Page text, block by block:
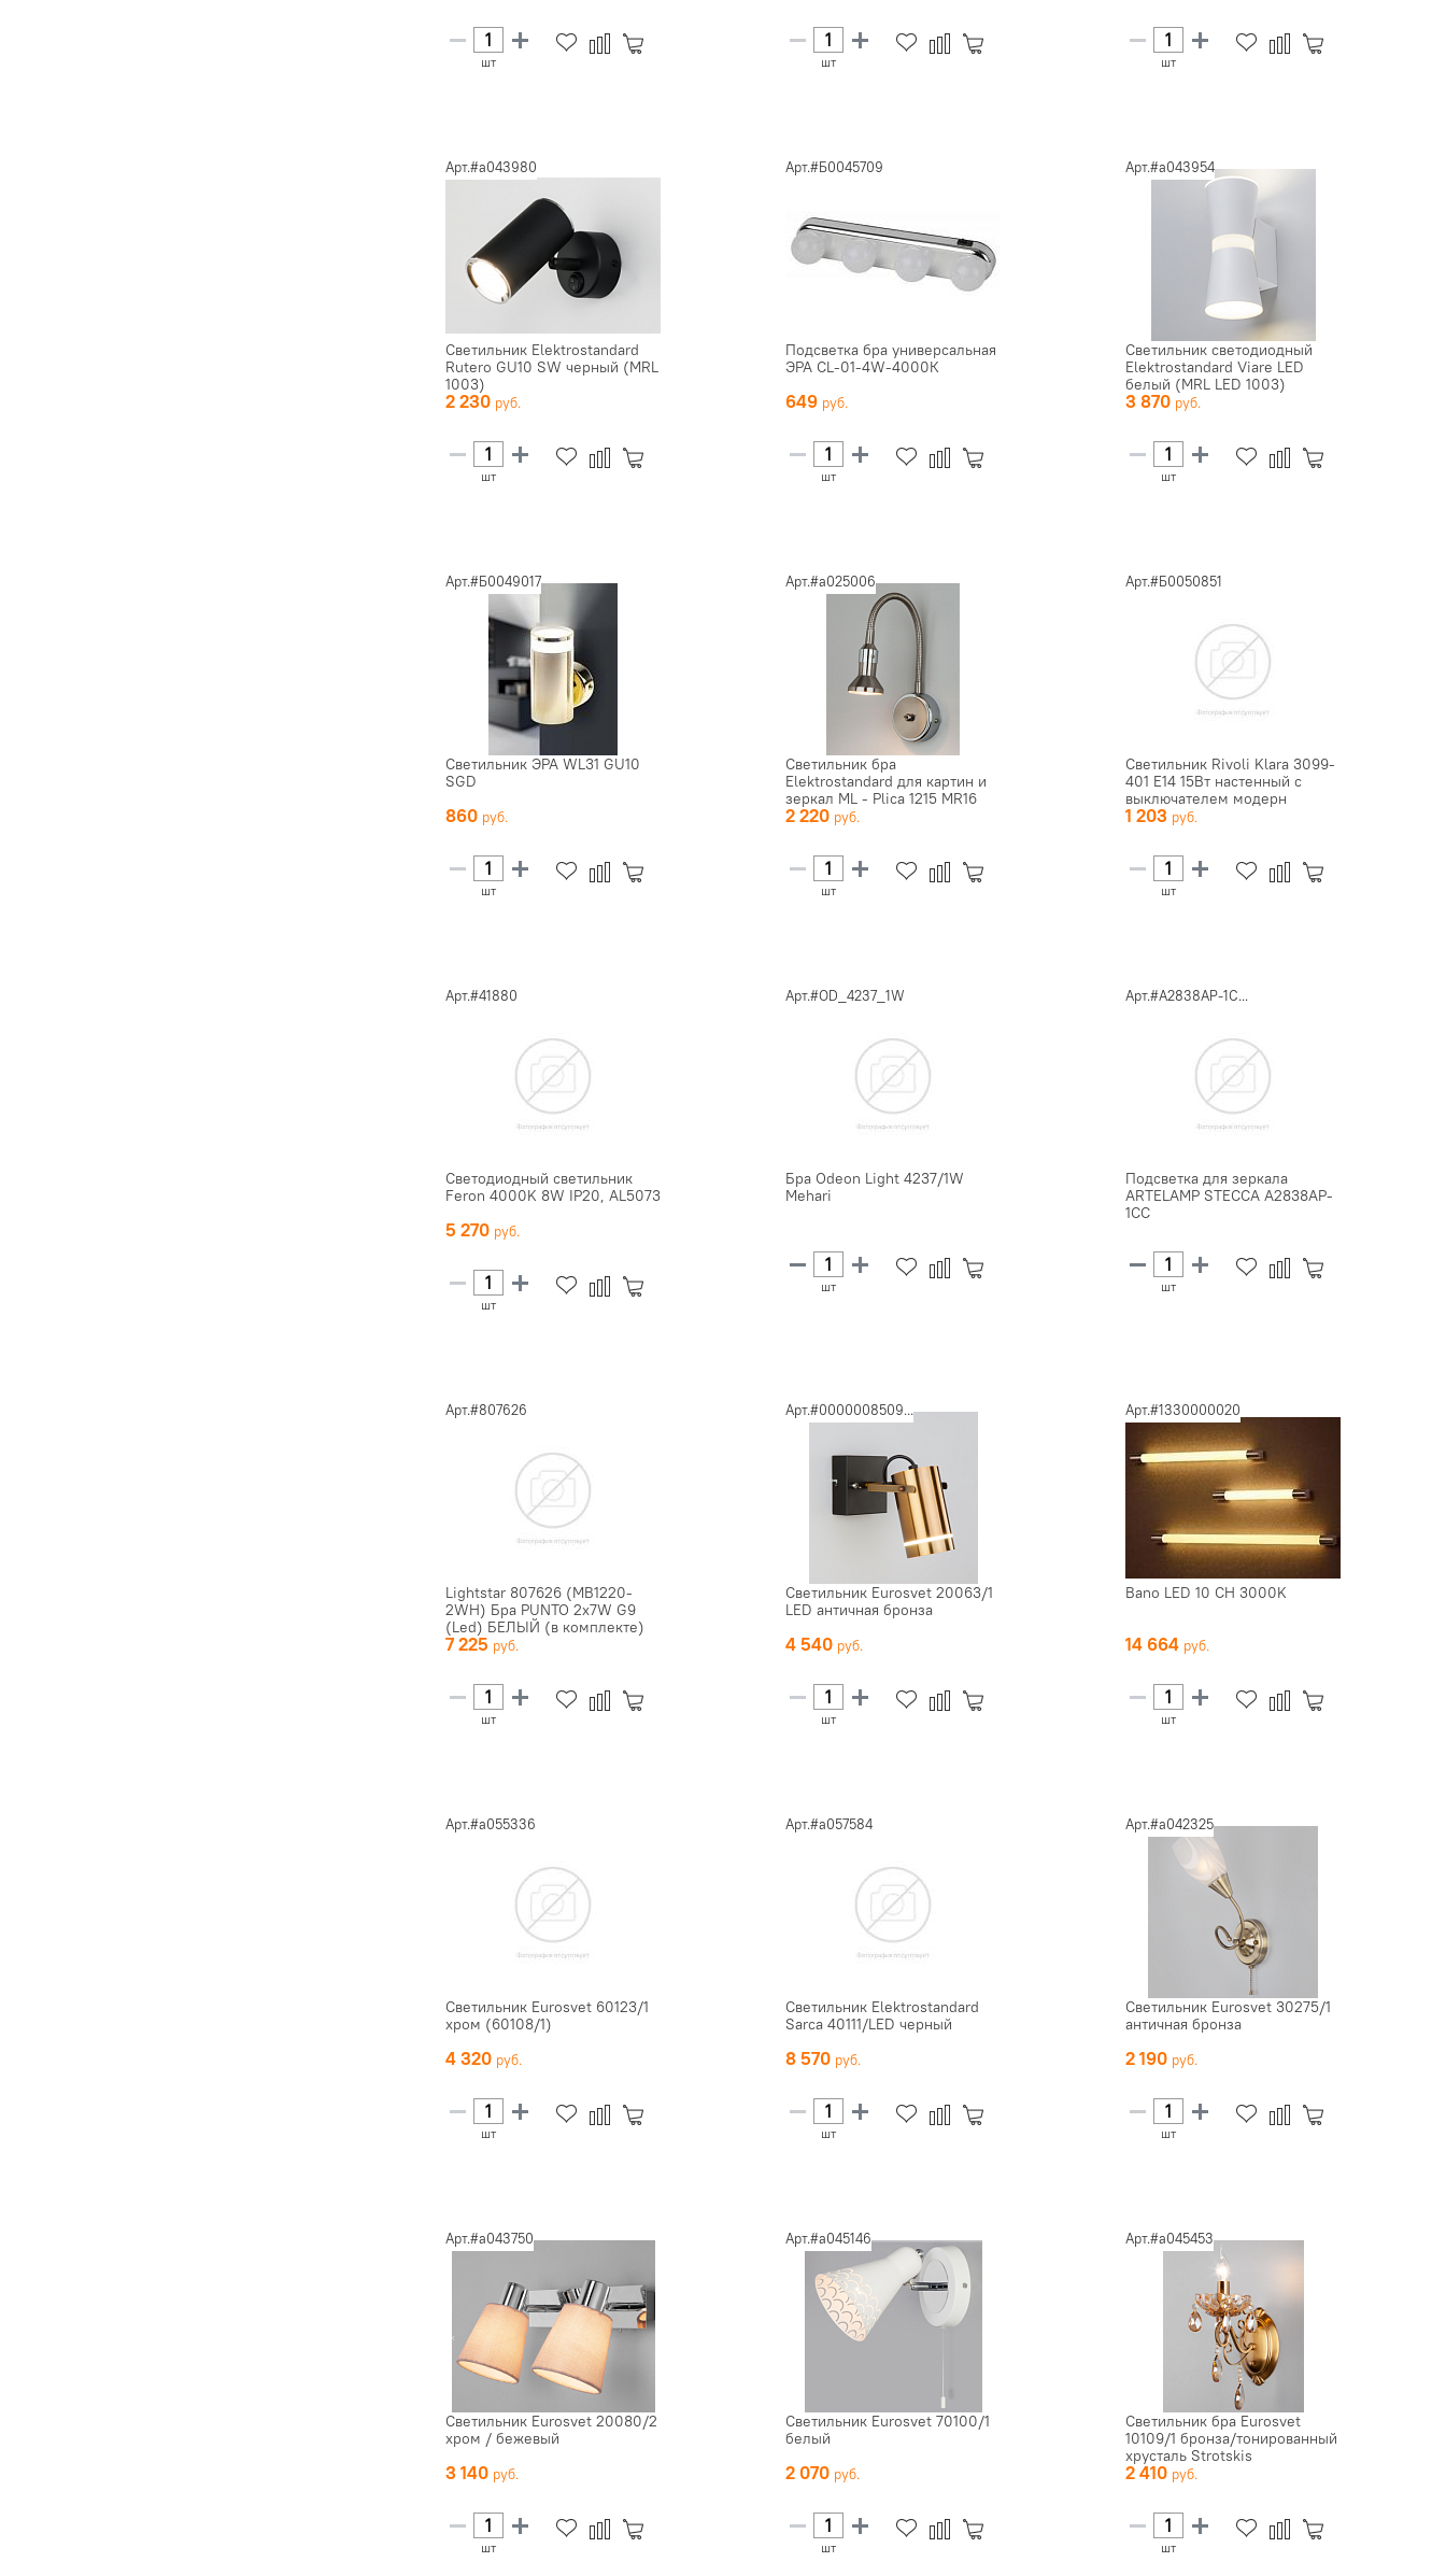
шт шт шт
Арт.#a043980
Светильник Elektrostandard
Rutero GU10 SW черный (MRL
1003)
2 230
шт
Арт.#Б0045709
Подсветка бра универсальная
ЭРА CL-01-4W-4000К
649
шт
Арт.#a043954
Светильник светодиодный
Elektrostandard Viare LED
белый (MRL LED 1003)
3 870
шт
Арт.#Б0049017
Светильник ЭРА WL31 GU10
SGD
860
шт
Арт.#a025006
Светильник бра
Elektrostandard для картин и
зеркал ML - Plica 1215 MR16
цв...
2 220
шт
Арт.#Б0050851
Светильник Rivoli Klara 3099-
401 Е14 15Вт настенный с
выключателем модерн
1 203
шт
Арт.#41880
Светодиодный светильник
Feron 4000K 8W IP20, AL5073
5 270
шт
Арт.#OD_4237_1W
Бра Odeon Light 4237/1W
Mehari
шт
Арт.#A2838AP-1C...
Подсветка для зеркала
ARTELAMP STECCA A2838AP-
1CC
шт
Арт.#807626
Lightstar 807626 (MB1220-
2WH) Бра PUNTO 2х7W G9
(Led) БЕЛЫЙ (в комплекте)
7 225
шт
Арт.#0000008509...
Светильник Eurosvet 20063/1
LED античная бронза
4 540
шт
Арт.#1330000020
Bano LED 10 CH 3000K
14 664
шт
Арт.#a055336
Светильник Eurosvet 60123/1
хром (60108/1)
4 320
шт
Арт.#a057584
Светильник Elektrostandard
Sarca 40111/LED черный
8 570
шт
Арт.#a042325
Светильник Eurosvet 30275/1
античная бронза
2 190
шт
Арт.#a043750
Светильник Eurosvet 20080/2
хром / бежевый
3 140
шт
Арт.#a045146
Светильник Eurosvet 70100/1
белый
2 070
шт
Арт.#a045453
Светильник бра Eurosvet
10109/1 бронза/тонированный
хрусталь Strotskis
2 410
шт